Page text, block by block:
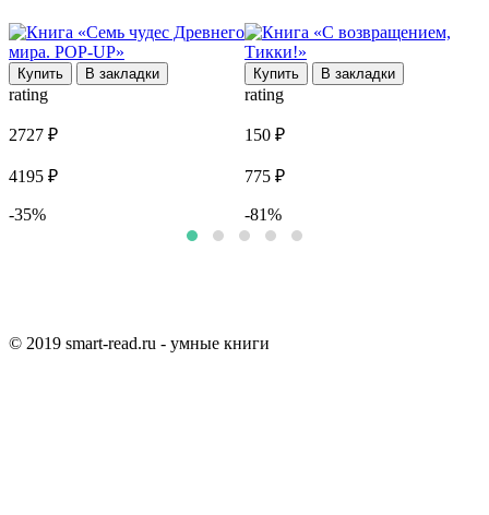
Купить В закладки
rating
2727 ₽
4195 ₽
-35%
Купить В закладки
rating
150 ₽
775 ₽
-81%
© 2019 smart-read.ru - умные книги